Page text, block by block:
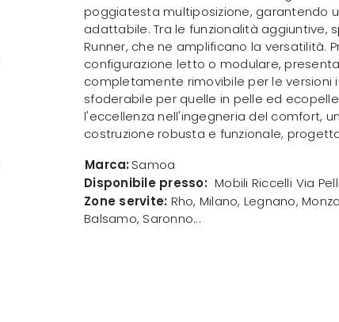
poggiatesta multiposizione, garantendo
adattabile. Tra le funzionalità aggiuntive,
Runner, che ne amplificano la versatilità.
configurazione letto o modulare,
completamente rimovibile per le versioni
sfoderabile per quelle in pelle ed
l'eccellenza nell'ingegneria del comfort,
costruzione robusta e funzionale,
Marca:Samoa
Disponibile presso: Mobili Riccelli Via
Zone servite: Rho, Milano, Legnano,
Balsamo, Saronno...